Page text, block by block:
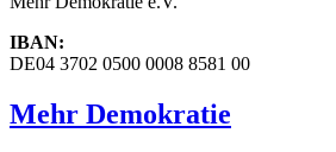
IBAN:
DE04 3702 0500 0008 8581 00
Mehr Demokratie